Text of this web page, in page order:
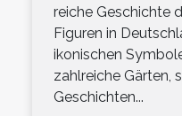
reiche Geschichte
Figuren in
ikonischen
zahlreiche Gärten,
Geschichten...